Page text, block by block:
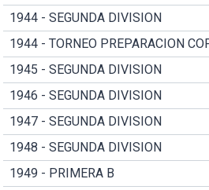
1944 - SEGUNDA DIVISION
1944 - TORNEO PREPARACION
1945 - SEGUNDA DIVISION
1946 - SEGUNDA DIVISION
1947 - SEGUNDA DIVISION
1948 - SEGUNDA DIVISION
1949 - PRIMERA B